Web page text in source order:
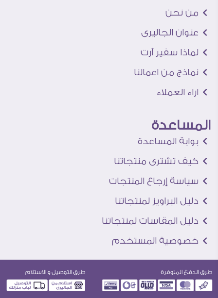
من نحن
عنوان الجاليرى
لماذا سفير آرت
نماذج من اعمالنا
اراء العملاء
المساعدة
بوابة المساعدة
كيف تشترى منتجاتنا
سياسة إرجاع المنتجات
دليل البراويز لمنتجاتنا
دليل المقاسات لمنتجاتنا
خصوصية المستخدم